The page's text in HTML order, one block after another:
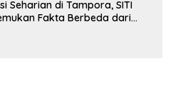
Seharian di Tampora, SITI
Fakta Berbeda dari